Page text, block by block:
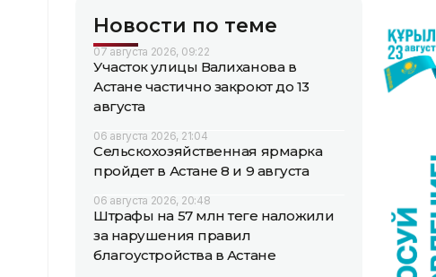
Новости по теме
07 августа 2026, 09:22
Участок улицы Валиханова в
Астане частично закроют до 13
августа
06 августа 2026, 21:04
Сельскохозяйственная ярмарка
пройдет в Астане 8 и 9 августа
06 августа 2026, 20:48
Штрафы на 57 млн теңге наложили
за нарушения правил
благоустройства в Астане